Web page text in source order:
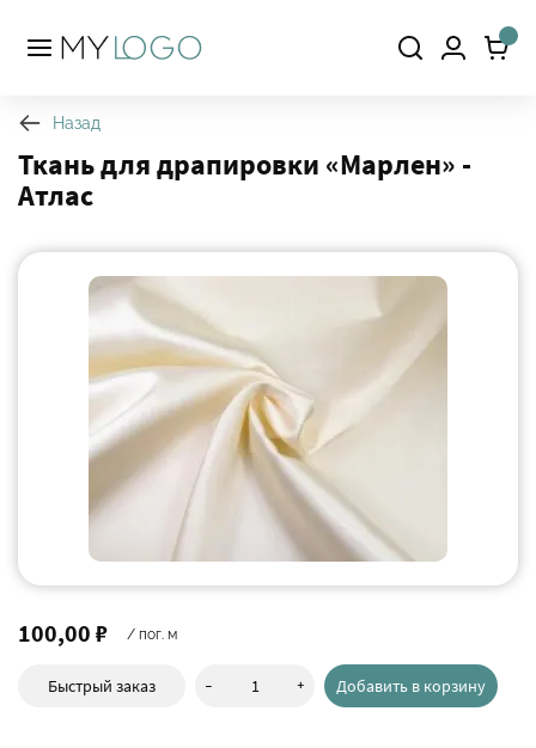
Назад
Ткань для драпировки «Марлен» -
Атлас
100,00 ₽ / пог. м
Быстрый заказ - + Добавить в корзину